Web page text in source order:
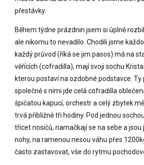
přestávky.
Během týdne prázdnin jsem si úplně
ale nikomu to nevadilo. Chodili jsme
každý průvod (říká se jim pasos) má na
věřících (cofradilla), mají svoji sochu
kterou postaví na ozdobné podstavce. Ty
společně s nimi jde celá cofradilla
špičatou kapucí, orchestr a celý zbytek
trvá přibližně tři hodiny. Pod jednou
třicet nosičů, namačkají se na sebe a jsou
nohy, na ramenou nesou váhu přes
často zastavovat, vše do rytmu